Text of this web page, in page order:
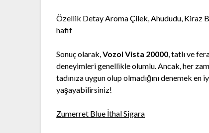
Özellik Detay Aroma Çilek, Ahududu, Kiraz
hafif
Sonuç olarak,Vozol Vista 20000, tatlı ve
deneyimleri genellikle olumlu. Ancak, her
tadınıza uygun olup olmadığını denemek
yaşayabilirsiniz!
Zumerret Blue İthal Sigara